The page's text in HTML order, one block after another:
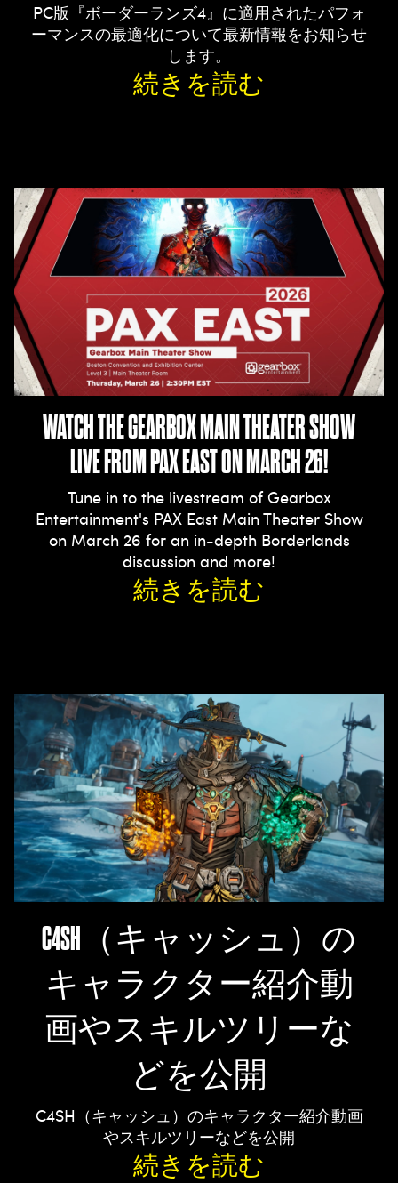
PC版『ボーダーランズ4』に適用されたパフォ
ーマンスの最適化について最新情報をお知らせ
します。
続きを読む
WATCH THE GEARBOX MAIN THEATER SHOW
LIVE FROM PAX EAST ON MARCH 26!
Tune in to the livestream of Gearbox
Entertainment's PAX East Main Theater Show
on March 26 for an in-depth Borderlands
discussion and more!
続きを読む
C4SH（キャッシュ）の
キャラクター紹介動
画やスキルツリーな
どを公開
C4SH（キャッシュ）のキャラクター紹介動画
やスキルツリーなどを公開
続きを読む